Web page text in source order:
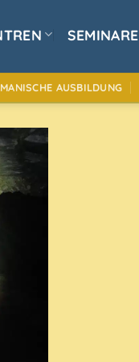
SEMINARE
AUSBILDUNG